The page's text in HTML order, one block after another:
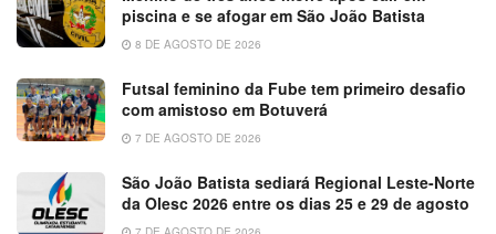
piscina e se afogar em São João Batista
8 DE AGOSTO DE 2026
Futsal feminino da Fube tem primeiro desafio
com amistoso em Botuverá
7 DE AGOSTO DE 2026
São João Batista sediará Regional Leste-Norte
da Olesc 2026 entre os dias 25 e 29 de agosto